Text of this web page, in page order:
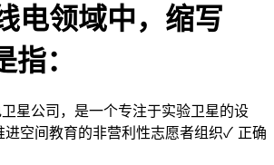
电领域中，缩写
：
星公司，是一个专注于实验卫星的设
空间教育的非营利性志愿者组织✓ 正确